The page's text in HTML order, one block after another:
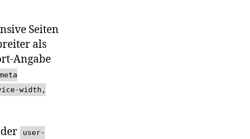
tun,
wenn
die
responsive
nicht
mehr
komplette
Seiten
als
Angabe
width,
user-